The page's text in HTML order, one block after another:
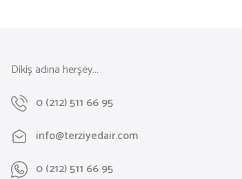
Dikiş adına herşey...
0 (212) 511 66 95
info@terziyedair.com
0 (212) 511 66 95